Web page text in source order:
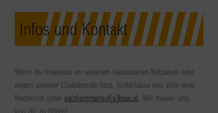
Infos und Kontakt
Wenn du Interesse an unserem besonderen Netzwerk oder
einem unserer Clubabende hast, hinterlasse uns bitte eine
Nachricht unter salzkammergut[a]bpw.at. Wir freuen uns,
von dir zu hören!